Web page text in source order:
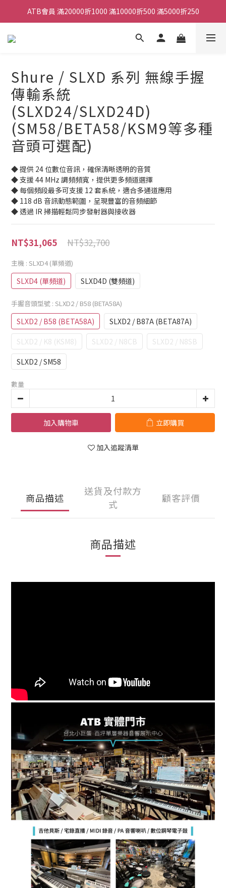
ATB會員 滿20000折1000 滿10000折500 滿5000折250
全館滿490元免運
單顆效果器最低44折
Shure / SLXD 系列 無線手握
傳輸系統
(SLXD24/SLXD24D)
(SM58/BETA58/KSM9等多種
音頭可選配)
◆ 提供 24 位數位音訊，確保清晰透明的音質
◆ 支援 44 MHz 調頻頻寬，提供更多頻道選擇
◆ 每個頻段最多可支援 12 套系統，適合多通道應用
◆ 118 dB 音訊動態範圍，呈現豐富的音頻細節
◆ 透過 IR 掃描輕鬆同步發射器與接收器
NT$32,700
NT$31,065
主機 : SLXD4 (單頻道)
SLXD4 (單頻道) SLXD4D (雙頻道)
手握音頭型號 : SLXD2 / B58 (BETA58A)
SLXD2 / B58 (BETA58A)
SLXD2 / B87A (BETA87A)
SLXD2 / K8 (KSM8)
SLXD2 / N8CB
SLXD2 / N8SB
SLXD2 / SM58
數量
加入購物車 立即購買
加入追蹤清單
商品描述
送貨及付款方
式
顧客評價
商品描述